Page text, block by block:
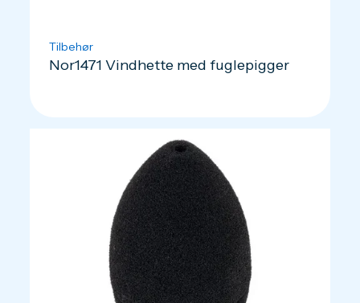
Tilbehør
Nor1471 Vindhette med fuglepigger